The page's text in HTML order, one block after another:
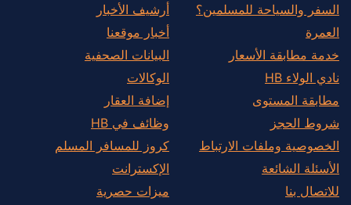
السفر والسياحة للمسلمين؟
العمرة
خدمة مطابقة الأسعار
نادي الولاء HB
مطابقة المستوى
شروط الحجز
الخصوصية وملفات الارتباط
الأسئلة الشائعة
للاتصال بنا
أرشيف الأخبار
أخبار موقعنا
البيانات الصحفية
الوكالات
إضافة العقار
وظائف في HB
كروز للمسافر المسلم
الإكسترانت
ميزات حصرية